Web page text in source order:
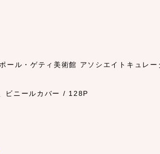
ール・ゲティ美術館 アソシエイトキュレー
ビニールカバー / 128P